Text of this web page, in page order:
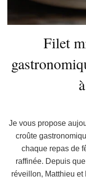
Filet
Je vous propose
croûte
chaque repas de
raffinée. Depuis
réveillon, Matthieu et